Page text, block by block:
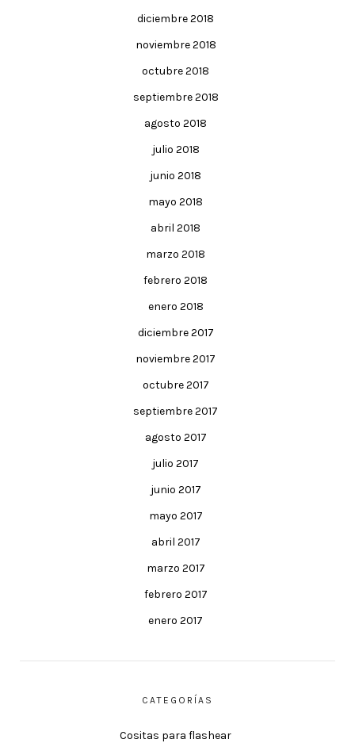
diciembre 2018
noviembre 2018
octubre 2018
septiembre 2018
agosto 2018
julio 2018
junio 2018
mayo 2018
abril 2018
marzo 2018
febrero 2018
enero 2018
diciembre 2017
noviembre 2017
octubre 2017
septiembre 2017
agosto 2017
julio 2017
junio 2017
mayo 2017
abril 2017
marzo 2017
febrero 2017
enero 2017
CATEGORÍAS
Cositas para flashear